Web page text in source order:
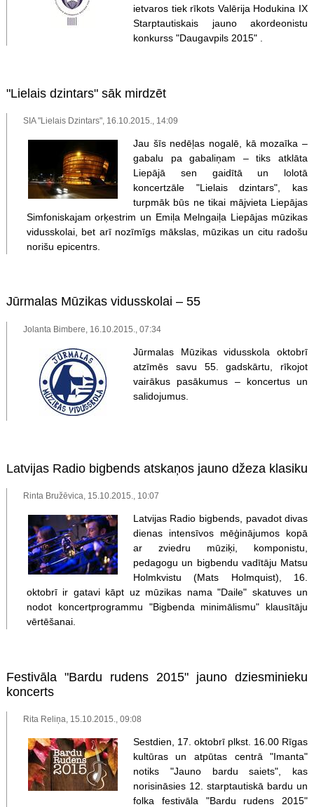
ietvaros tiek rīkots Valērija Hodukina IX
Starptautiskais jauno akordeonistu
konkurss "Daugavpils 2015" .
"Lielais dzintars" sāk mirdzēt
SIA "Lielais Dzintars", 16.10.2015., 14:09
Jau šīs nedēļas nogalē, kā mozaīka –
gabalu pa gabaliņam – tiks atklāta
Liepājā sen gaidītā un lolotā
koncertzāle "Lielais dzintars", kas
turpmāk būs ne tikai mājvieta Liepājas
Simfoniskajam orķestrim un Emiļa Melngaiļa Liepājas mūzikas
vidusskolai, bet arī nozīmīgs mākslas, mūzikas un citu radošu
norišu epicentrs.
Jūrmalas Mūzikas vidusskolai – 55
Jolanta Bimbere, 16.10.2015., 07:34
Jūrmalas Mūzikas vidusskola oktobrī
atzīmēs savu 55. gadskārtu, rīkojot
vairākus pasākumus – koncertus un
salidojumus.
Latvijas Radio bigbends atskaņos jauno džeza klasiku
Rinta Bružēvica, 15.10.2015., 10:07
Latvijas Radio bigbends, pavadot divas
dienas intensīvos mēģinājumos kopā
ar zviedru mūziķi, komponistu,
pedagogu un bigbendu vadītāju Matsu
Holmkvistu (Mats Holmquist), 16.
oktobrī ir gatavi kāpt uz mūzikas nama "Daile" skatuves un
nodot koncertprogrammu "Bigbenda minimālismu" klausītāju
vērtēšanai.
Festivāla "Bardu rudens 2015" jauno dziesminieku
koncerts
Rita Reliņa, 15.10.2015., 09:08
Sestdien, 17. oktobrī plkst. 16.00 Rīgas
kultūras un atpūtas centrā "Imanta"
notiks "Jauno bardu saiets", kas
norisināsies 12. starptautiskā bardu un
folka festivāla "Bardu rudens 2015"